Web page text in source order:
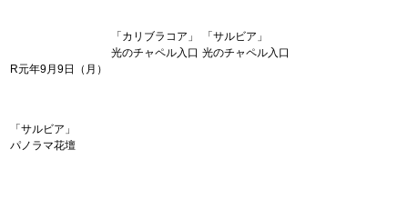
R元年9月9日（月）
「カリブラコア」
光のチャペル入口
「サルビア」
光のチャペル入口
「サルビア」
パノラマ花壇